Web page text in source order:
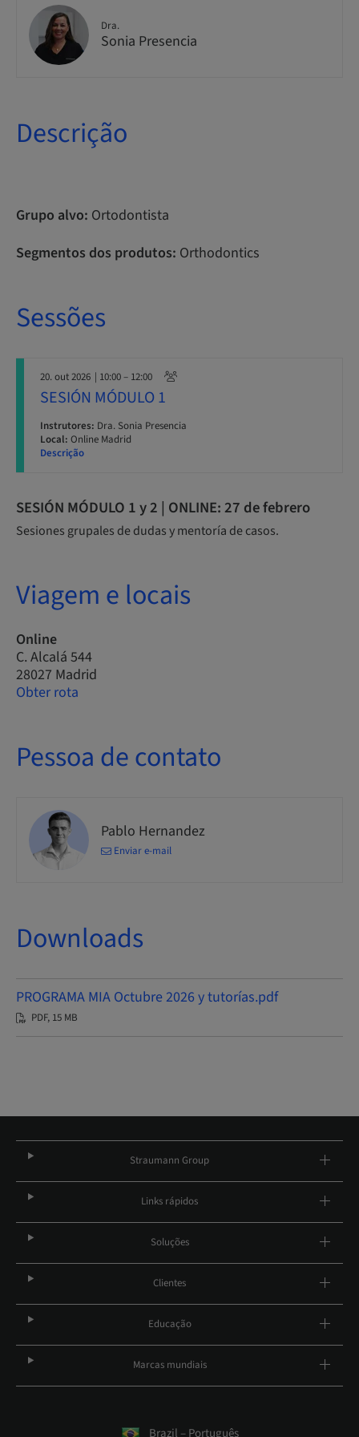
Dra.
Sonia Presencia
Descrição
Grupo alvo: Ortodontista
Segmentos dos produtos: Orthodontics
Sessões
20. out 2026 | 10:00 – 12:00
SESIÓN MÓDULO 1
Instrutores: Dra. Sonia Presencia
Local: Online Madrid
Descrição
SESIÓN MÓDULO 1 y 2 | ONLINE: 27 de febrero
Sesiones grupales de dudas y mentoría de casos.
Viagem e locais
Online
C. Alcalá 544
28027 Madrid
Obter rota
Pessoa de contato
Pablo Hernandez
Enviar e-mail
Downloads
PROGRAMA MIA Octubre 2026 y tutorías.pdf
PDF, 15 MB
Straumann Group
Links rápidos
Soluções
Clientes
Educação
Marcas mundiais
Brazil – Português